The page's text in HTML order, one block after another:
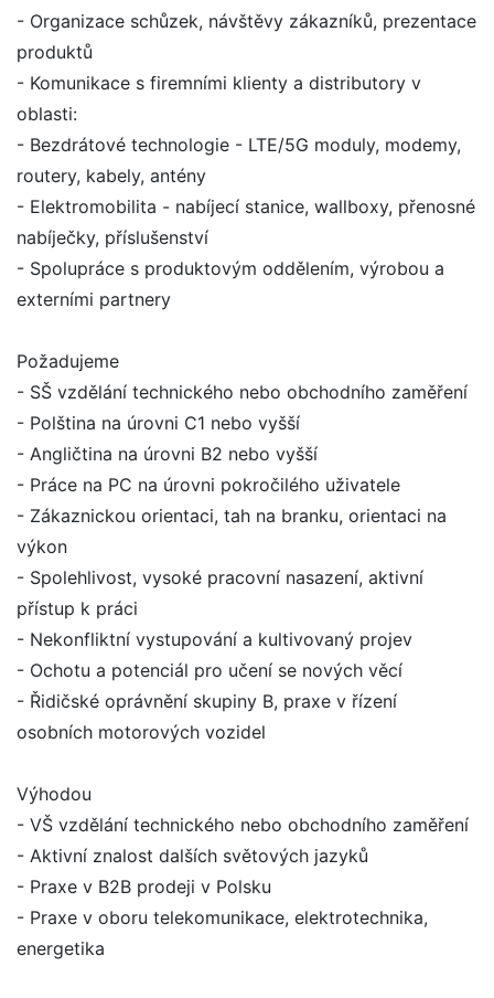
- Organizace schůzek, návštěvy zákazníků, prezentace
produktů
- Komunikace s firemními klienty a distributory v
oblasti:
- Bezdrátové technologie - LTE/5G moduly, modemy,
routery, kabely, antény
- Elektromobilita - nabíjecí stanice, wallboxy, přenosné
nabíječky, příslušenství
- Spolupráce s produktovým oddělením, výrobou a
externími partnery
Požadujeme
- SŠ vzdělání technického nebo obchodního zaměření
- Polština na úrovni C1 nebo vyšší
- Angličtina na úrovni B2 nebo vyšší
- Práce na PC na úrovni pokročilého uživatele
- Zákaznickou orientaci, tah na branku, orientaci na
výkon
- Spolehlivost, vysoké pracovní nasazení, aktivní
přístup k práci
- Nekonfliktní vystupování a kultivovaný projev
- Ochotu a potenciál pro učení se nových věcí
- Řidičské oprávnění skupiny B, praxe v řízení
osobních motorových vozidel
Výhodou
- VŠ vzdělání technického nebo obchodního zaměření
- Aktivní znalost dalších světových jazyků
- Praxe v B2B prodeji v Polsku
- Praxe v oboru telekomunikace, elektrotechnika,
energetika